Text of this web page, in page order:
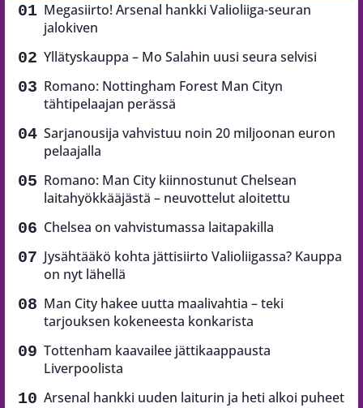
Megasiirto! Arsenal hankki Valioliiga-seuran
jalokiven
Yllätyskauppa – Mo Salahin uusi seura selvisi
Romano: Nottingham Forest Man Cityn
tähtipelaajan perässä
Sarjanousija vahvistuu noin 20 miljoonan euron
pelaajalla
Romano: Man City kiinnostunut Chelsean
laitahyökkääjästä – neuvottelut aloitettu
Chelsea on vahvistumassa laitapakilla
Jysähtääkö kohta jättisiirto Valioliigassa? Kauppa
on nyt lähellä
Man City hakee uutta maalivahtia – teki
tarjouksen kokeneesta konkarista
Tottenham kaavailee jättikaappausta
Liverpoolista
Arsenal hankki uuden laiturin ja heti alkoi puheet